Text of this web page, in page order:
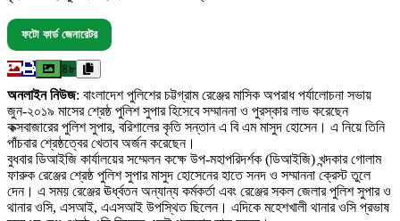
ফটো কার্ড জেনারেটর
৪৮
অনলাইন নিউজ: বাংলাদেশ পুলিশের চট্টগ্রাম রেঞ্জের মাসিক অপরাধ পর্যালোচনা সভায়
জুন-২০১৯ মাসের শ্রেষ্ঠ পুলিশ সুপার হিসেবে সম্মাননা ও পুরস্কার লাভ করেছেন
কক্সবাজারের পুলিশ সুপার, বরিশালের কৃতি সন্তান এ বি এম মাসুদ হোসেন। এ নিয়ে তিনি
পাঁচবার শ্রেষ্ঠত্বের খেতাব অর্জন করেছেন।
বুধবার ডিআইজি কার্যালয়ের সম্মেলন কক্ষে উপ-মহাপরিদর্শক (ডিআইজি) খন্দকার গোলাম
ফারুক রেঞ্জের শ্রেষ্ঠ পুলিশ সুপার মাসুদ হোসেনের হাতে সনদ ও সম্মাননা ক্রেস্ট তুলে
দেন। এ সময় রেঞ্জের ঊর্ধ্বতন অন্যান্য কর্মকর্তা এবং রেঞ্জের সকল জেলার পুলিশ সুপার ও
থানার ওসি, এসআই, এএসআই উপস্থিত ছিলেন। এদিকে মহেশখালী থানার ওসি প্রভাষ